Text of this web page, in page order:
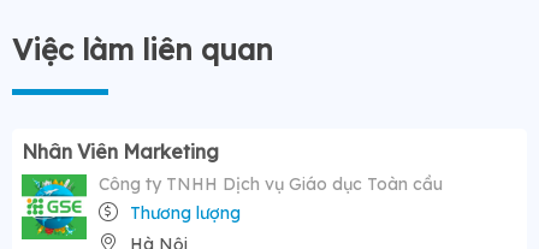
Việc làm liên quan
Nhân Viên Marketing
Công ty TNHH Dịch vụ Giáo dục Toàn cầu
Thương lượng
Hà Nội